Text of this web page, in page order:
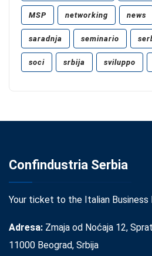
MSP networking news
saradnja seminario
soci srbija sviluppo
Confindustria Serbia
Your ticket to the Italian Business
Adresa: Zmaja od Noćaja 12,
11000 Beograd, Srbija